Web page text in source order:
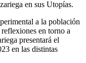
en sus Utopías.
a la población
en torno a
presentará el
en las distintas